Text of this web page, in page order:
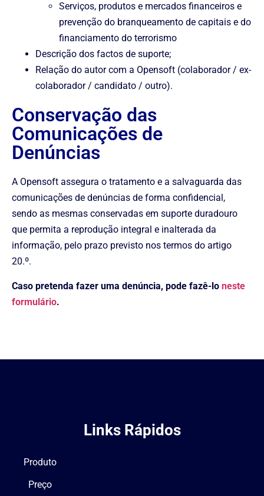
Serviços, produtos e mercados financeiros e
prevenção do branqueamento de capitais e do
financiamento do terrorismo
Descrição dos factos de suporte;
Relação do autor com a Opensoft (colaborador / ex-
colaborador / candidato / outro).
Conservação das
Comunicações de
Denúncias
A Opensoft assegura o tratamento e a salvaguarda das
comunicações de denúncias de forma confidencial,
sendo as mesmas conservadas em suporte duradouro
que permita a reprodução integral e inalterada da
informação, pelo prazo previsto nos termos do artigo
20.º.
Caso pretenda fazer uma denúncia, pode fazê-lo neste
formulário.
Links Rápidos
Produto
Preço